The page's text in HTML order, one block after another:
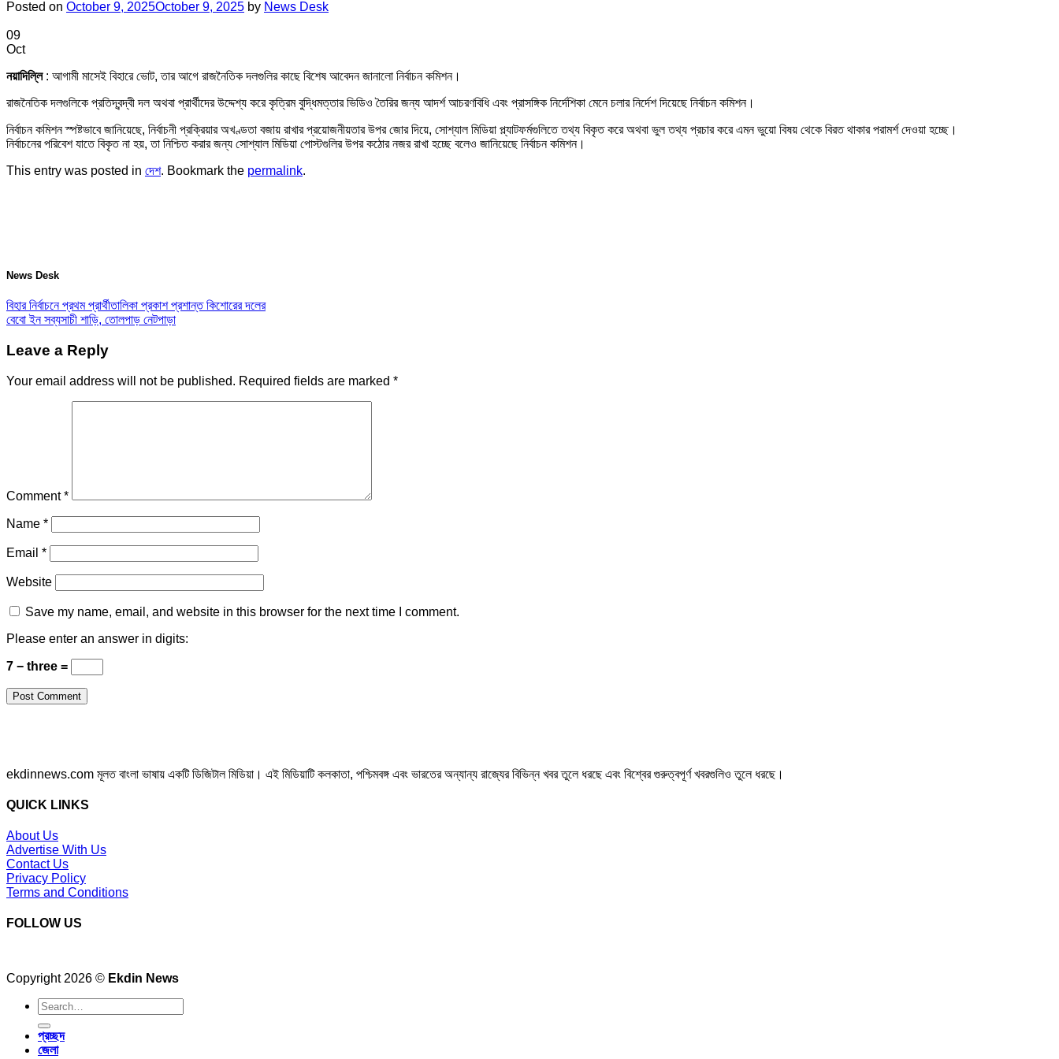
Posted on October 9, 2025October 9, 2025 by News Desk
09
Oct
নয়াদিল্লি : আগামী মাসেই বিহারে ভোট, তার আগে রাজনৈতিক দলগুলির কাছে বিশেষ আবেদন জানালো নির্বাচন কমিশন।
রাজনৈতিক দলগুলিকে প্রতিদ্বন্দ্বী দল অথবা প্রার্থীদের উদ্দেশ্য করে কৃত্রিম বুদ্ধিমত্তার ভিডিও তৈরির জন্য আদর্শ আচরণবিধি এবং প্রাসঙ্গিক নির্দেশিকা মেনে চলার নির্দেশ দিয়েছে নির্বাচন কমিশন।
নির্বাচন কমিশন স্পষ্টভাবে জানিয়েছে, নির্বাচনী প্রক্রিয়ার অখণ্ডতা বজায় রাখার প্রয়োজনীয়তার উপর জোর দিয়ে, সোশ্যাল মিডিয়া প্ল্যাটফর্মগুলিতে তথ্য বিকৃত করে অথবা ভুল তথ্য প্রচার করে এমন ভুয়ো বিষয় থেকে বিরত থাকার পরামর্শ দেওয়া হচ্ছে।
নির্বাচনের পরিবেশ যাতে বিকৃত না হয়, তা নিশ্চিত করার জন্য সোশ্যাল মিডিয়া পোস্টগুলির উপর কঠোর নজর রাখা হচ্ছে বলেও জানিয়েছে নির্বাচন কমিশন।
This entry was posted in দেশ. Bookmark the permalink.
News Desk
বিহার নির্বাচনে প্রথম প্রার্থীতালিকা প্রকাশ প্রশান্ত কিশোরের দলের
বেবো ইন সব্যসাচী শাড়ি, তোলপাড় নেটপাড়া
Leave a Reply
Your email address will not be published. Required fields are marked *
Comment*
Name *
Email *
Website
Save my name, email, and website in this browser for the next time I comment.
Please enter an answer in digits:
7 − three =
ekdinnews.com মূলত বাংলা ভাষায় একটি ডিজিটাল মিডিয়া। এই মিডিয়াটি কলকাতা, পশ্চিমবঙ্গ এবং ভারতের অন্যান্য রাজ্যের বিভিন্ন খবর তুলে ধরছে এবং বিশ্বের গুরুত্বপূর্ণ খবরগুলিও তুলে ধরছে।
QUICK LINKS
About Us
Advertise With Us
Contact Us
Privacy Policy
Terms and Conditions
FOLLOW US
Copyright 2026 © Ekdin News
প্রচ্ছদ
জেলা